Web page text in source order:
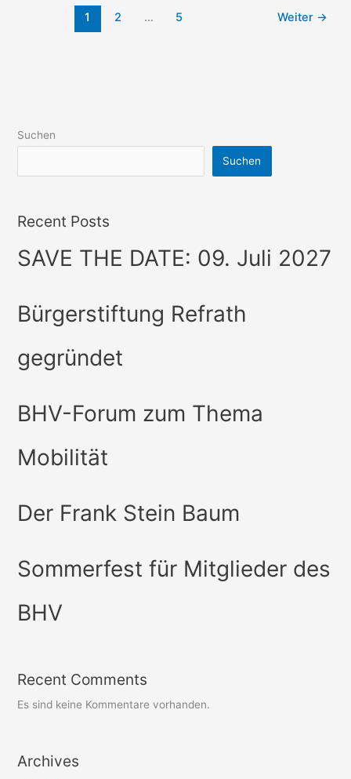
1 2 … 5 Weiter →
Suchen
Suchen
Recent Posts
SAVE THE DATE: 09. Juli 2027
Bürgerstiftung Refrath
gegründet
BHV-Forum zum Thema
Mobilität
Der Frank Stein Baum
Sommerfest für Mitglieder des
BHV
Recent Comments
Es sind keine Kommentare vorhanden.
Archives